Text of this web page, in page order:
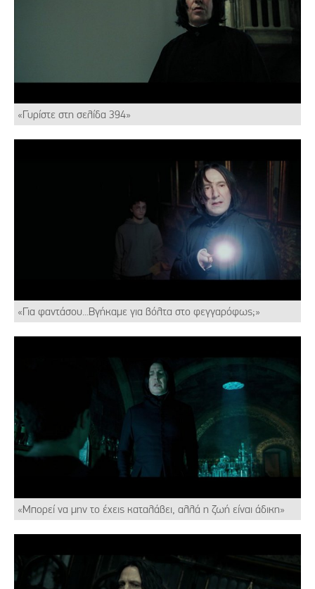
«Γυρίστε στη σελίδα 394»
«Για φαντάσου...Βγήκαμε για βόλτα στο φεγγαρόφως;»
«Μπορεί να μην το έχεις καταλάβει, αλλά η ζωή είναι άδικη»